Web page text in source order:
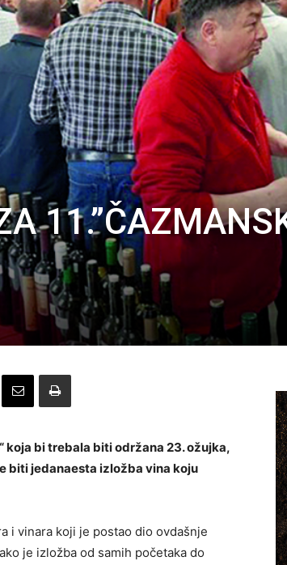
koja bi trebala biti održana 23. ožujka,
biti jedanaesta izložba vina koju
i vinara koji je postao dio ovdašnje
je izložba od samih početaka do